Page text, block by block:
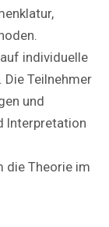
individuelle
Die Teilnehmer
und
Interpretation
die Theorie im